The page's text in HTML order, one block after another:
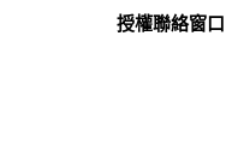
授權聯絡窗口